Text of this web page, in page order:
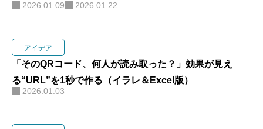
2026.01.09 2026.01.22
アイデア
「そのQRコード、何人が読み取った？」効果が見え
る“URL”を1秒で作る（イラレ＆Excel版）
2026.01.03